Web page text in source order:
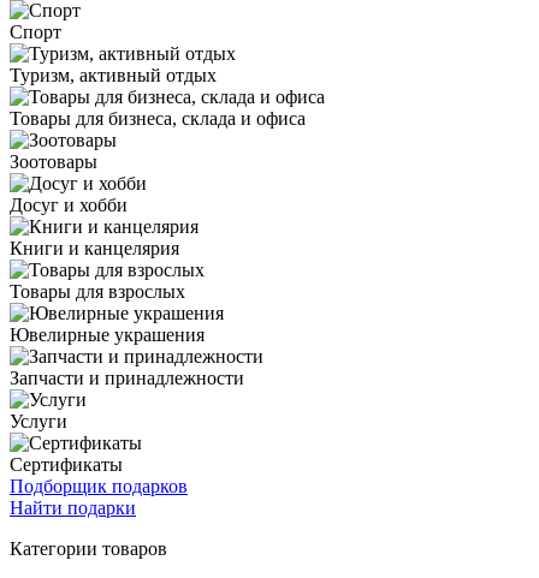
Спорт
Туризм, активный отдых
Товары для бизнеса, склада и офиса
Зоотовары
Досуг и хобби
Книги и канцелярия
Товары для взрослых
Ювелирные украшения
Запчасти и принадлежности
Услуги
Сертификаты
Подборщик подарков
Найти подарки
Категории товаров